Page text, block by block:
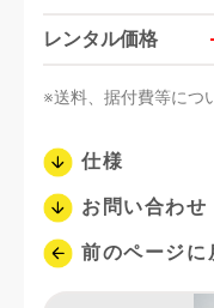
レンタル価格 -
※送料、据付費等につ
仕様
お問い合わせ
前のページに